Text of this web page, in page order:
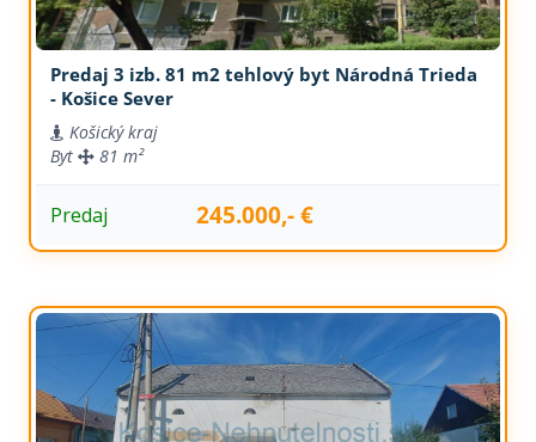
Predaj 3 izb. 81 m2 tehlový byt Národná Trieda
- Košice Sever
Košický kraj
Byt
81 m²
Predaj 245.000,- €